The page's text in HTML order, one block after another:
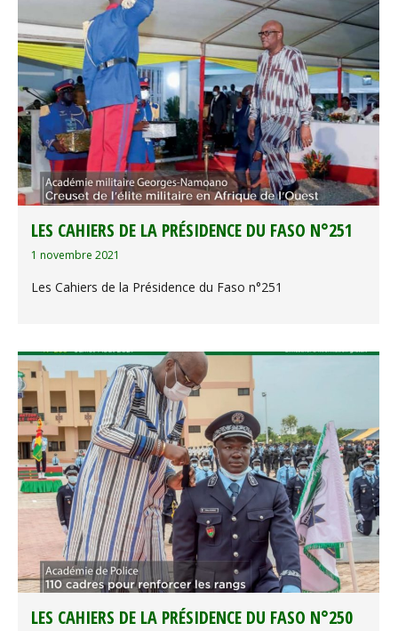
LES CAHIERS DE LA PRÉSIDENCE DU FASO N°251
1 novembre 2021
Les Cahiers de la Présidence du Faso n°251
LES CAHIERS DE LA PRÉSIDENCE DU FASO N°250